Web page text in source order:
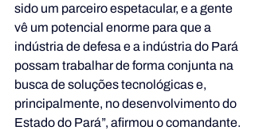
sido um parceiro espetacular, e a gente
vê um potencial enorme para que a
indústria de defesa e a indústria do Pará
possam trabalhar de forma conjunta na
busca de soluções tecnológicas e,
principalmente, no desenvolvimento do
Estado do Pará”, afirmou o comandante.